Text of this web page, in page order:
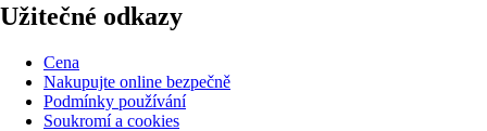
Užitečné odkazy
Cena
Nakupujte online bezpečně
Podmínky používání
Soukromí a cookies